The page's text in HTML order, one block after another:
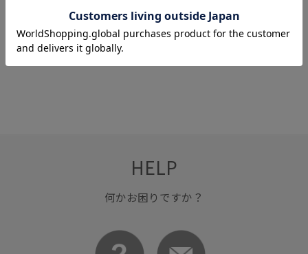
【KIDS/キッズ】リボン
【KIDS/キッズ】ダブル
パールカチューシャ
¥924
【KIDS】セレモニーに
も/2連パールカチューシ
ャ
¥924
1件
HELP
何かお困りですか？